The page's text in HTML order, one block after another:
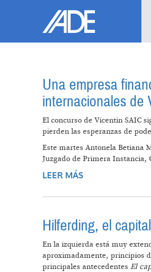
Una empresa
internacionales de
El concurso de Vicentin SAIC
pierden las esperanzas de
Este martes Antonela Betiana
Juzgado de Primera Instancia,
LEER MÁS
Hilferding, el
En la izquierda está muy
aproximadamente, principios
principales antecedentes El